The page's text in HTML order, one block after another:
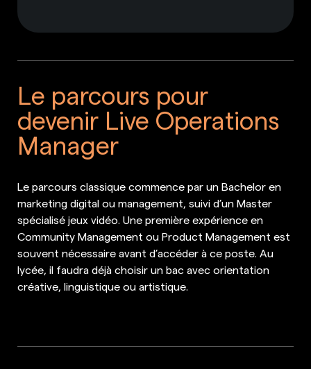
Le parcours pour
devenir Live Operations
Manager
Le parcours classique commence par un Bachelor en
marketing digital ou management, suivi d’un Master
spécialisé jeux vidéo. Une première expérience en
Community Management ou Product Management est
souvent nécessaire avant d’accéder à ce poste. Au
lycée, il faudra déjà choisir un bac avec orientation
créative, linguistique ou artistique.